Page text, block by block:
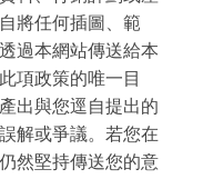
將任何插圖、範
過本網站傳送給本
項政策的唯一目
出與您逕自提出的
解或爭議。若您在
然堅持傳送您的意